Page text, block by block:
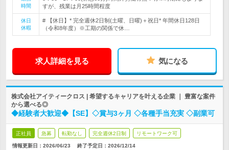
時間
すが、残業は月25時間程度
休日
休暇
# 【休日】* 完全週休2日制(土曜、日曜)＋祝日* 年間休日128日
（令和8年度）※工期の関係で休…
求人詳細を見る 気になる
株式会社アイティークロス | 希望するキャリアを叶える企業 ｜ 豊富な案件
から選べる◎
◆経験者大歓迎◆【SE】◇賞与3ヶ月 ◇各種手当充実 ◇副業可
正社員 急募 転勤なし 完全週休2日制 リモートワーク可
情報更新日：2026/06/23 終了予定日： 2026/12/14